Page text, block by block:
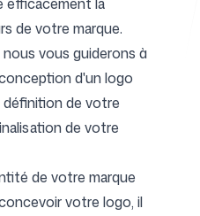
de votre marque.
vous guiderons à
d'un logo
définition de votre
de votre
de votre marque
votre logo, il